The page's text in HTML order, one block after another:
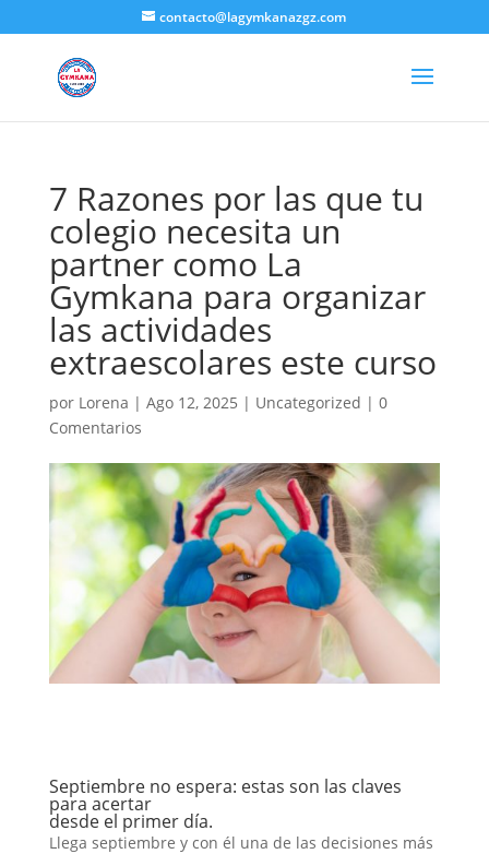
contacto@lagymkanazgz.com
7 Razones por las que tu
colegio necesita un
partner como La
Gymkana para organizar
las actividades
extraescolares este curso
por Lorena | Ago 12, 2025 | Uncategorized | 0
Comentarios
Septiembre no espera: estas son las claves
para acertar
desde el primer día.
Llega septiembre y con él una de las decisiones más